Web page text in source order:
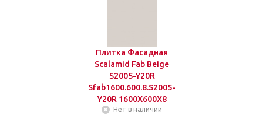
Плитка Фасадная
Scalamid Fab Beige
S2005-Y20R
Sfab1600.600.8.S2005-
Y20R 1600X600X8
Нет в наличии